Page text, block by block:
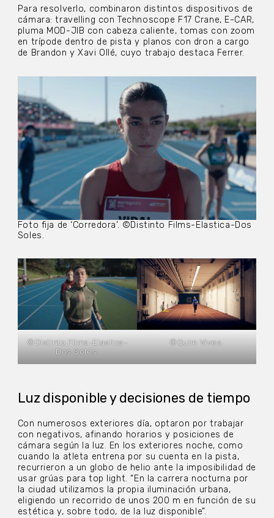
Para resolverlo, combinaron distintos dispositivos de
cámara: travelling con Technoscope F17 Crane, E-CAR,
pluma MOD-JIB con cabeza caliente, tomas con zoom
en trípode dentro de pista y planos con dron a cargo
de Brandon y Xavi Ollé, cuyo trabajo destaca Ferrer.
Foto fija de ‘Corredora’. ©Distinto Films-Elastica-Dos
Soles.
©Distinto Films-Elastica-
Dos Soles.
©Quim Vives.
Luz disponible y decisiones de tiempo
Con numerosos exteriores día, optaron por trabajar
con negativos, afinando horarios y posiciones de
cámara según la luz. En los exteriores noche, como
cuando la atleta entrena por su cuenta en la pista,
recurrieron a un globo de helio ante la imposibilidad de
usar grúas para top light. “En la carrera nocturna por
la ciudad utilizamos la propia iluminación urbana,
eligiendo un recorrido de unos 200 m en función de su
estética y, sobre todo, de la luz disponible”.